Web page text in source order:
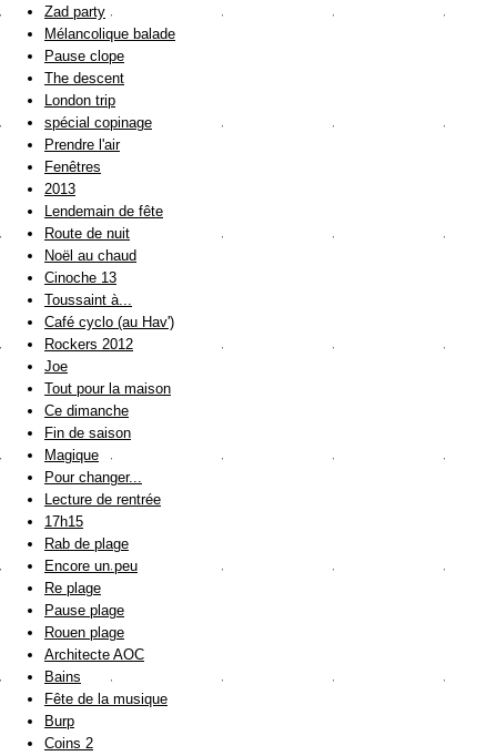
Zad party
Mélancolique balade
Pause clope
The descent
London trip
spécial copinage
Prendre l'air
Fenêtres
2013
Lendemain de fête
Route de nuit
Noël au chaud
Cinoche 13
Toussaint à...
Café cyclo (au Hav')
Rockers 2012
Joe
Tout pour la maison
Ce dimanche
Fin de saison
Magique
Pour changer...
Lecture de rentrée
17h15
Rab de plage
Encore un peu
Re plage
Pause plage
Rouen plage
Architecte AOC
Bains
Fête de la musique
Burp
Coins 2